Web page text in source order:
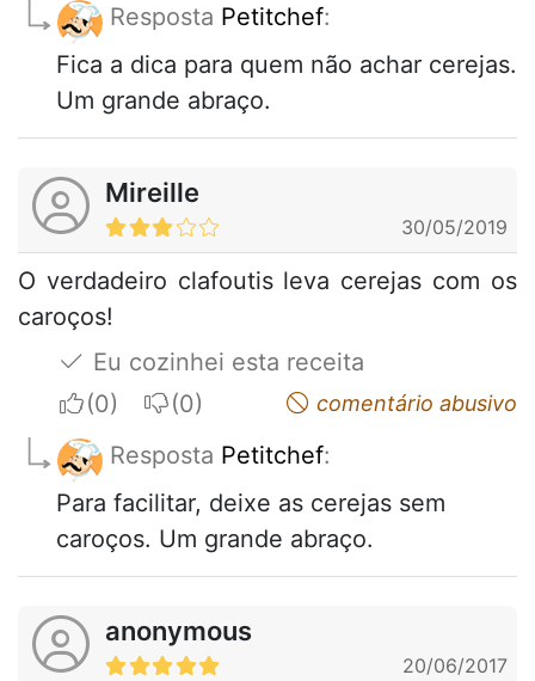
Resposta Petitchef:
Fica a dica para quem não achar cerejas.
Um grande abraço.
Mireille
30/05/2019
O verdadeiro clafoutis leva cerejas com os
caroços!
Eu cozinhei esta receita
I apreciateI do not appreciatecomentário abusivo
Resposta Petitchef:
Para facilitar, deixe as cerejas sem
caroços. Um grande abraço.
anonymous
20/06/2017